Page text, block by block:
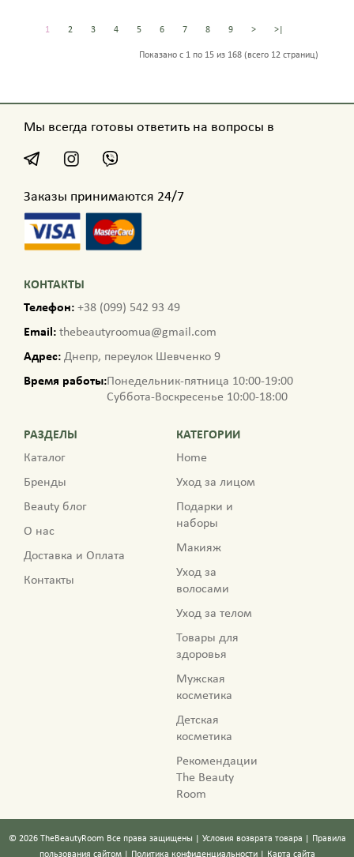
1 2 3 4 5 6 7 8 9 > >|
Показано с 1 по 15 из 168 (всего 12 страниц)
Мы всегда готовы ответить на вопросы в
Заказы принимаются 24/7
КОНТАКТЫ
Телефон: +38 (099) 542 93 49
Email: thebeautyroomua@gmail.com
Адрес: Днепр, переулок Шевченко 9
Время работы:Понедельник-пятница 10:00-19:00
Суббота-Воскресенье 10:00-18:00
РАЗДЕЛЫ
Каталог
Бренды
Beauty блог
О нас
Доставка и Оплата
Контакты
КАТЕГОРИИ
Home
Уход за лицом
Подарки и
наборы
Макияж
Уход за
волосами
Уход за телом
Товары для
здоровья
Мужская
косметика
Детская
косметика
Рекомендации
The Beauty
Room
© 2026 TheBeautyRoom Все права защищены | Условия возврата товара
Правила
пользования сайтом| Политика конфиденциальности| Карта сайта